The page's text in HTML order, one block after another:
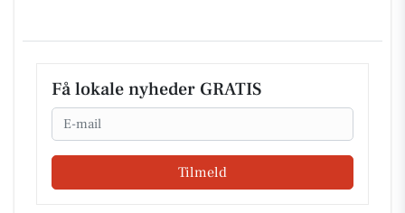
Få lokale nyheder GRATIS
Email
Tilmeld